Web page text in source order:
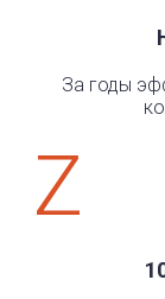
За годы
Z